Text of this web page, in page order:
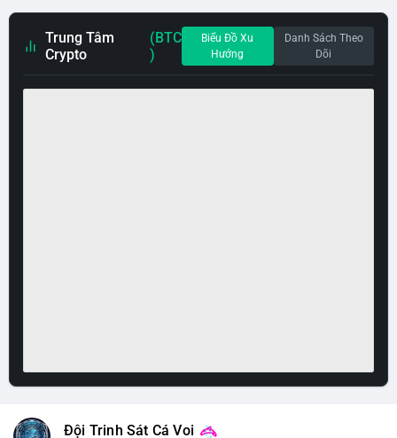
Trung Tâm
Crypto
(BTC
)
Biểu Đồ Xu
Hướng
Danh Sách Theo
Dõi
Đội Trinh Sát Cá Voi